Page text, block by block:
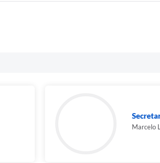
Marcelo